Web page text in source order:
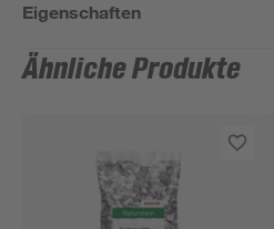
Eigenschaften
Ähnliche Produkte